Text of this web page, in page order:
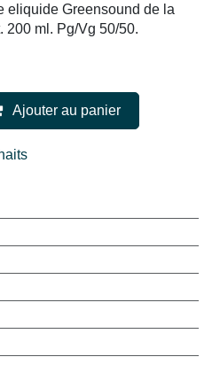
eliquide Greensound de la
200 ml. Pg/Vg 50/50.
Ajouter au panier